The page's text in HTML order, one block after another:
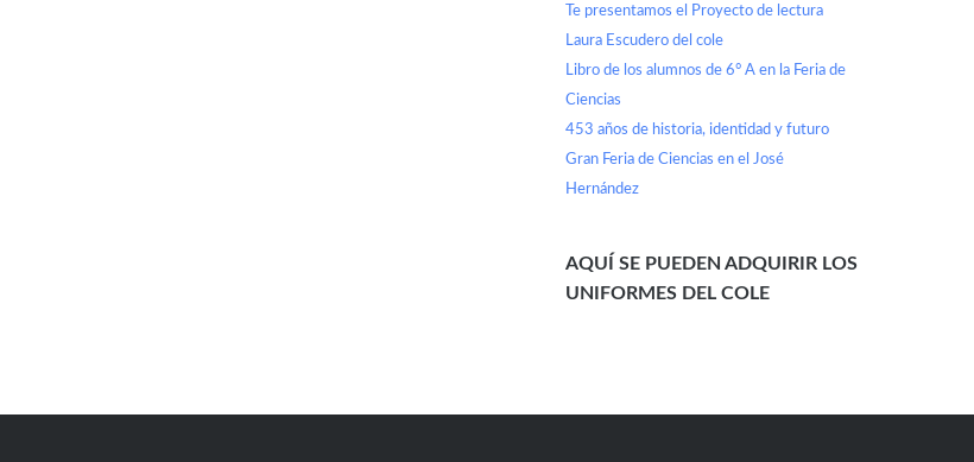
Te presentamos el Proyecto de lectura
Laura Escudero del cole
Libro de los alumnos de 6° A en la Feria de
Ciencias
453 años de historia, identidad y futuro
Gran Feria de Ciencias en el José
Hernández
AQUÍ SE PUEDEN ADQUIRIR LOS
UNIFORMES DEL COLE